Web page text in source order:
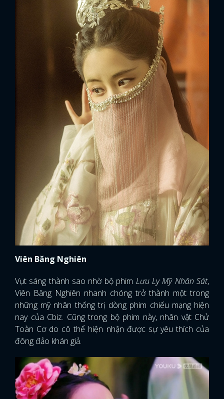
Viên Băng Nghiên
Vụt sáng thành sao nhờ bộ phim Lưu Ly Mỹ Nhân Sát,
Viên Băng Nghiên nhanh chóng trở thành một trong
những mỹ nhân thống trị dòng phim chiếu mạng hiện
nay của Cbiz. Cũng trong bộ phim này, nhân vật Chử
Toàn Cơ do cô thể hiện nhận được sự yêu thích của
đông đảo khán giả.